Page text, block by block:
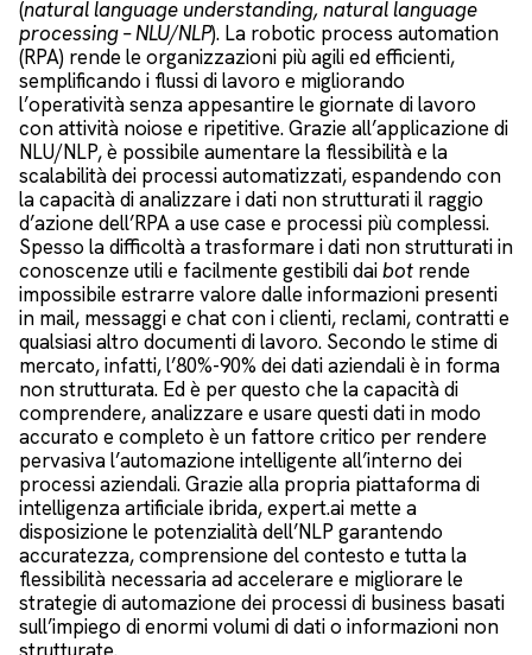
(natural language understanding, natural language
processing – NLU/NLP). La robotic process automation
(RPA) rende le organizzazioni più agili ed efficienti,
semplificando i flussi di lavoro e migliorando
l’operatività senza appesantire le giornate di lavoro
con attività noiose e ripetitive. Grazie all’applicazione di
NLU/NLP, è possibile aumentare la flessibilità e la
scalabilità dei processi automatizzati, espandendo con
la capacità di analizzare i dati non strutturati il raggio
d’azione dell’RPA a use case e processi più complessi.
Spesso la difficoltà a trasformare i dati non strutturati in
conoscenze utili e facilmente gestibili daibot rende
impossibile estrarre valore dalle informazioni presenti
in mail, messaggi e chat con i clienti, reclami, contratti e
qualsiasi altro documenti di lavoro. Secondo le stime di
mercato, infatti, l’80%-90% dei dati aziendali è in forma
non strutturata. Ed è per questo che la capacità di
comprendere, analizzare e usare questi dati in modo
accurato e completo è un fattore critico per rendere
pervasiva l’automazione intelligente all’interno dei
processi aziendali. Grazie alla propria piattaforma di
intelligenza artificiale ibrida, expert.ai mette a
disposizione le potenzialità dell’NLP garantendo
accuratezza, comprensione del contesto e tutta la
flessibilità necessaria ad accelerare e migliorare le
strategie di automazione dei processi di business basati
sull’impiego di enormi volumi di dati o informazioni non
strutturate.